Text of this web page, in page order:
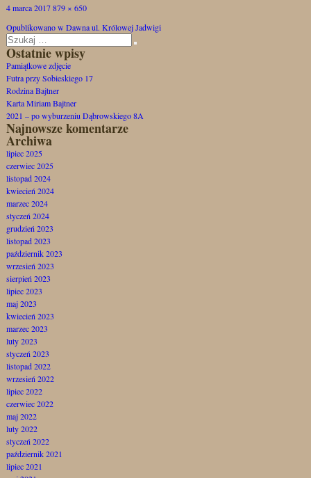
Opublikowano
4 marca 2017Pełny
879 × 650
wpisu
Opublikowano w Dawna ul. Królowej Jadwigi
Szukaj:
Szukaj
Ostatnie wpisy
Pamiątkowe zdjęcie
Futra przy Sobieskiego 17
Rodzina Bajtner
Karta Miriam Bajtner
2021 – po wyburzeniu Dąbrowskiego 8A
Najnowsze komentarze
Archiwa
lipiec 2025
czerwiec 2025
listopad 2024
kwiecień 2024
marzec 2024
styczeń 2024
grudzień 2023
listopad 2023
październik 2023
wrzesień 2023
sierpień 2023
lipiec 2023
maj 2023
kwiecień 2023
marzec 2023
luty 2023
styczeń 2023
listopad 2022
wrzesień 2022
lipiec 2022
czerwiec 2022
maj 2022
luty 2022
styczeń 2022
październik 2021
lipiec 2021